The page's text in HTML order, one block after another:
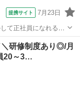
提携サイト 7月23日
折衝経験 ※法人・個
験 SE経験 ITに関す
研修制度あり◎/月
20～3…